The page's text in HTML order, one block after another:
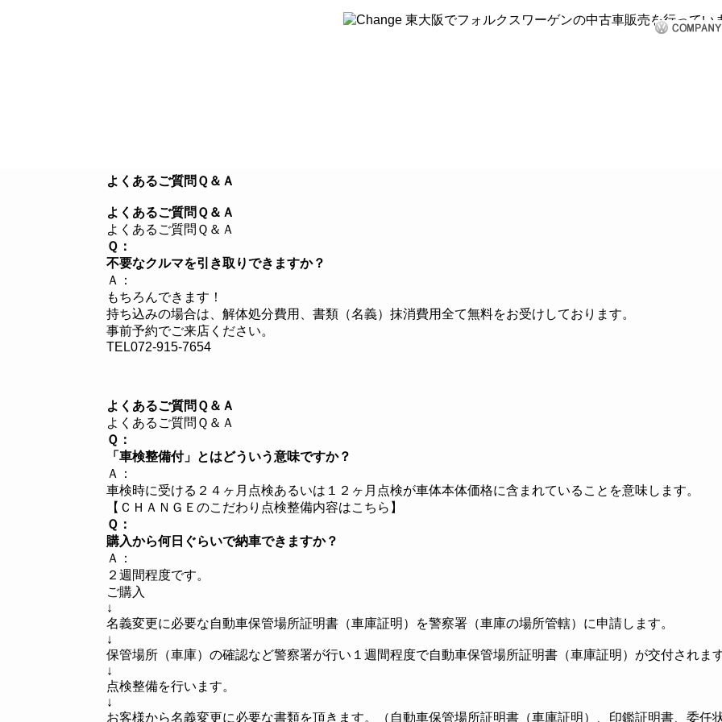
よくあるご質問Ｑ＆Ａ
よくあるご質問Ｑ＆Ａ
よくあるご質問Ｑ＆Ａ
Ｑ：
不要なクルマを引き取りできますか？
Ａ：
もちろんできます！
持ち込みの場合は、解体処分費用、書類（名義）抹消費用全て無料をお受けしております。
事前予約でご来店ください。
TEL072-915-7654
よくあるご質問Ｑ＆Ａ
よくあるご質問Ｑ＆Ａ
Ｑ：
「車検整備付」とはどういう意味ですか？
Ａ：
車検時に受ける２４ヶ月点検あるいは１２ヶ月点検が車体本体価格に含まれていることを意味します。
【ＣＨＡＮＧＥのこだわり点検整備内容はこちら】
Ｑ：
購入から何日ぐらいで納車できますか？
Ａ：
２週間程度です。
ご購入
↓
名義変更に必要な自動車保管場所証明書（車庫証明）を警察署（車庫の場所管轄）に申請します。
↓
保管場所（車庫）の確認など警察署が行い１週間程度で自動車保管場所証明書（車庫証明）が交付されます
↓
点検整備を行います。
↓
お客様から名義変更に必要な書類を頂きます。（自動車保管場所証明書（車庫証明）、印鑑証明書、委任状